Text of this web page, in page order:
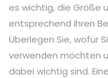
es wichtig, die Größe
entsprechend Ihren
Überlegen Sie, wofür
verwenden möchten
dabei wichtig sind.